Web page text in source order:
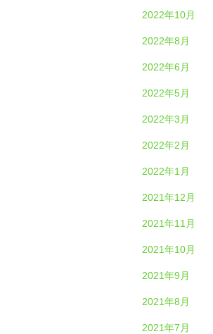
2022年10月
2022年8月
2022年6月
2022年5月
2022年3月
2022年2月
2022年1月
2021年12月
2021年11月
2021年10月
2021年9月
2021年8月
2021年7月